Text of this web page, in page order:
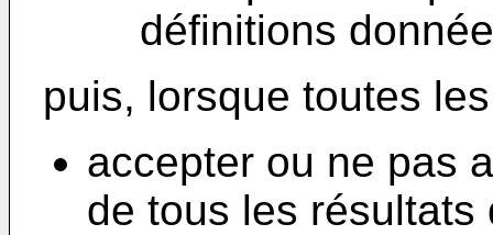
définitions
puis, lorsque toutes
accepter ou ne pas
de tous les résultats